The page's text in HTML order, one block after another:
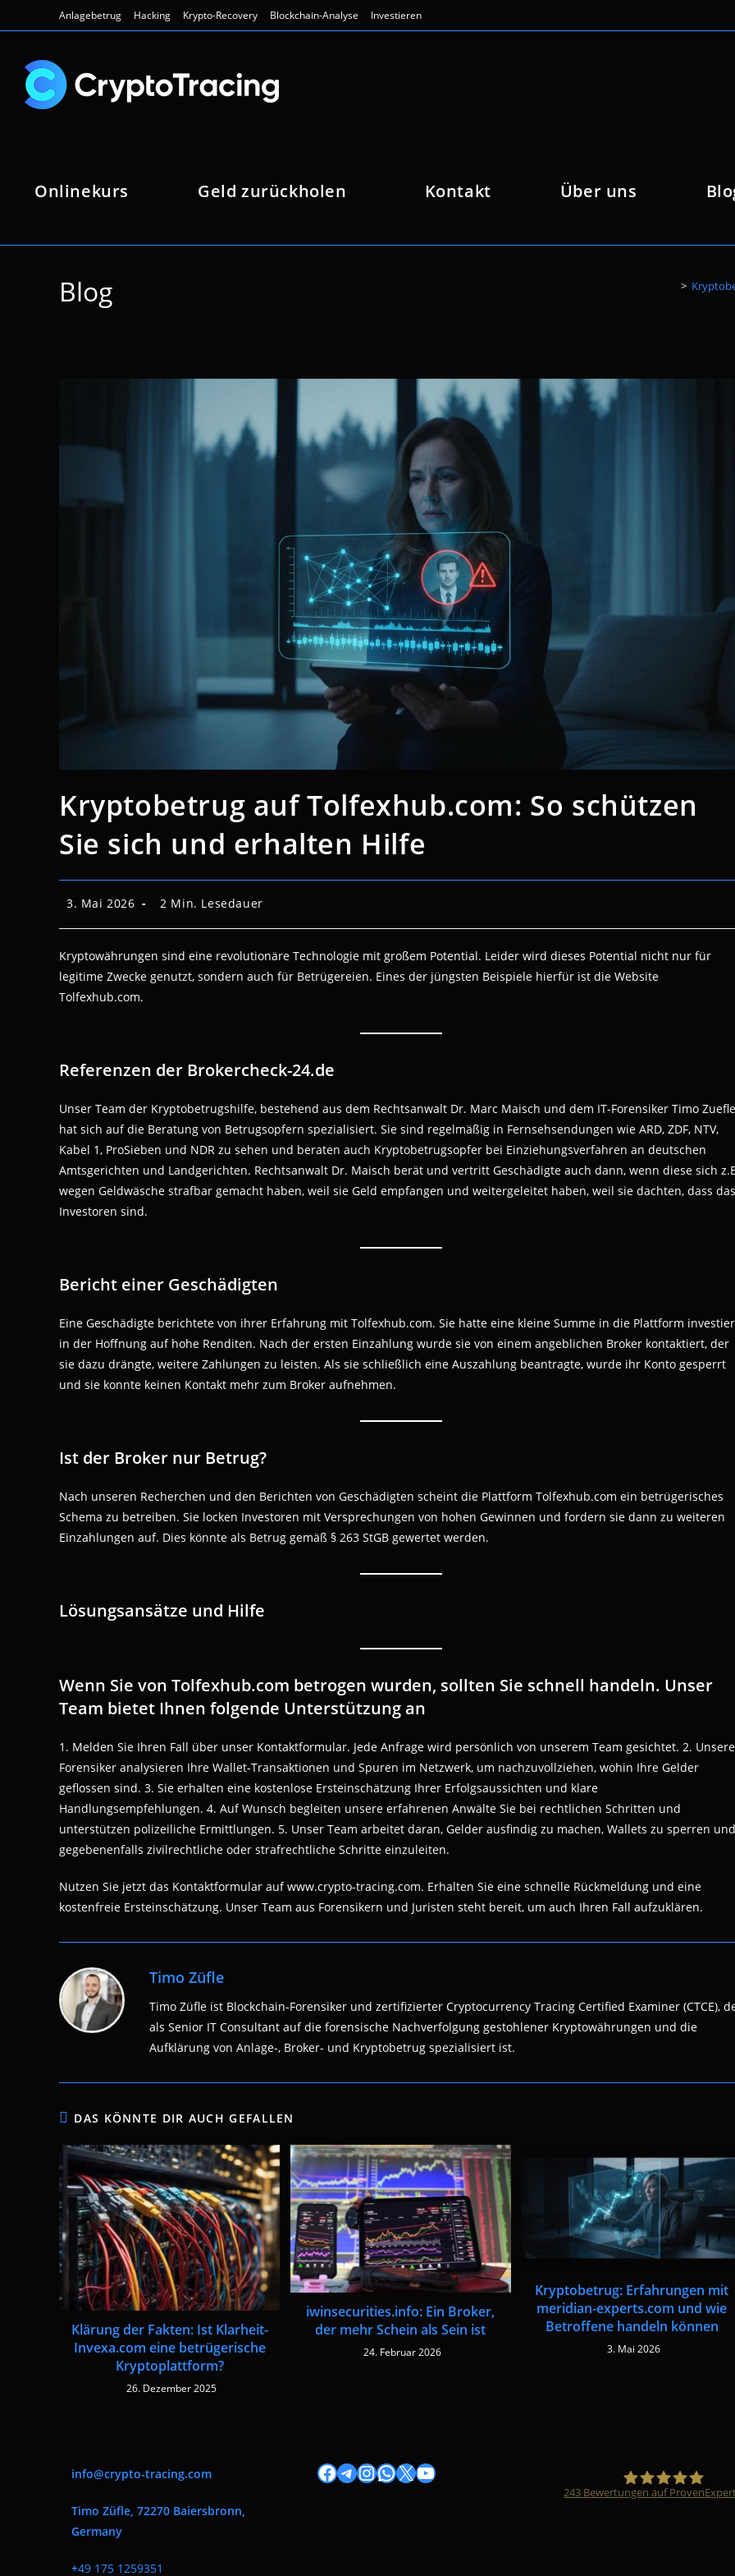
Inhalt
Anlagebetrug Hacking Krypto-Recovery Blockchain-Analyse Investieren
Onlinekurs Geld zurückholen Kontakt Über uns
Blog >
Kryptobetrug auf Tolfexhub.com: So schützen
Sie sich und erhalten Hilfe
Beitrag
3. Mai 2026 Lesedauer:
2 Min. Lesedauer
Kryptowährungen sind eine revolutionäre Technologie mit großem Potential. Leider wird dieses Potential nicht nur für
legitime Zwecke genutzt, sondern auch für Betrügereien. Eines der jüngsten Beispiele hierfür ist die Website
Tolfexhub.com.
Referenzen der Brokercheck-24.de
Unser Team der Kryptobetrugshilfe, bestehend aus dem Rechtsanwalt Dr. Marc Maisch und dem IT-Forensiker Timo
hat sich auf die Beratung von Betrugsopfern spezialisiert. Sie sind regelmäßig in Fernsehsendungen wie ARD, ZDF, NTV,
Kabel 1, ProSieben und NDR zu sehen und beraten auch Kryptobetrugsopfer bei Einziehungsverfahren an deutschen
Amtsgerichten und Landgerichten. Rechtsanwalt Dr. Maisch berät und vertritt Geschädigte auch dann, wenn diese sich
wegen Geldwäsche strafbar gemacht haben, weil sie Geld empfangen und weitergeleitet haben, weil sie dachten, dass das
Investoren sind.
Bericht einer Geschädigten
Eine Geschädigte berichtete von ihrer Erfahrung mit Tolfexhub.com. Sie hatte eine kleine Summe in die Plattform
in der Hoffnung auf hohe Renditen. Nach der ersten Einzahlung wurde sie von einem angeblichen Broker kontaktiert, der
sie dazu drängte, weitere Zahlungen zu leisten. Als sie schließlich eine Auszahlung beantragte, wurde ihr Konto gesperrt
und sie konnte keinen Kontakt mehr zum Broker aufnehmen.
Ist der Broker nur Betrug?
Nach unseren Recherchen und den Berichten von Geschädigten scheint die Plattform Tolfexhub.com ein betrügerisches
Schema zu betreiben. Sie locken Investoren mit Versprechungen von hohen Gewinnen und fordern sie dann zu weiteren
Einzahlungen auf. Dies könnte als Betrug gemäß § 263 StGB gewertet werden.
Lösungsansätze und Hilfe
Wenn Sie von Tolfexhub.com betrogen wurden, sollten Sie schnell handeln. Unser
Team bietet Ihnen folgende Unterstützung an
1. Melden Sie Ihren Fall über unser Kontaktformular. Jede Anfrage wird persönlich von unserem Team gesichtet. 2. Unsere
Forensiker analysieren Ihre Wallet-Transaktionen und Spuren im Netzwerk, um nachzuvollziehen, wohin Ihre Gelder
geflossen sind. 3. Sie erhalten eine kostenlose Ersteinschätzung Ihrer Erfolgsaussichten und klare
Handlungsempfehlungen. 4. Auf Wunsch begleiten unsere erfahrenen Anwälte Sie bei rechtlichen Schritten und
unterstützen polizeiliche Ermittlungen. 5. Unser Team arbeitet daran, Gelder ausfindig zu machen, Wallets zu sperren und
gegebenenfalls zivilrechtliche oder strafrechtliche Schritte einzuleiten.
Nutzen Sie jetzt das Kontaktformular auf www.crypto-tracing.com. Erhalten Sie eine schnelle Rückmeldung und eine
kostenfreie Ersteinschätzung. Unser Team aus Forensikern und Juristen steht bereit, um auch Ihren Fall aufzuklären.
Timo Züfle
Timo Züfle ist Blockchain-Forensiker und zertifizierter Cryptocurrency Tracing Certified Examiner (CTCE),
als Senior IT Consultant auf die forensische Nachverfolgung gestohlener Kryptowährungen und die
Aufklärung von Anlage-, Broker- und Kryptobetrug spezialisiert ist.
DAS KÖNNTE DIR AUCH GEFALLEN
Klärung der Fakten: Ist Klarheit-
Invexa.com eine betrügerische
Kryptoplattform?
26. Dezember 2025
iwinsecurities.info: Ein Broker,
der mehr Schein als Sein ist
24. Februar 2026
Kryptobetrug: Erfahrungen mit
meridian-experts.com und wie
Betroffene handeln können
3. Mai 2026
info@crypto-tracing.com
Timo Züfle, 72270 Baiersbronn,
Germany
+49 175 1259351
Facebook
Telegram
Instagram
WhatsApp
X YouTube
243 Bewertungen auf